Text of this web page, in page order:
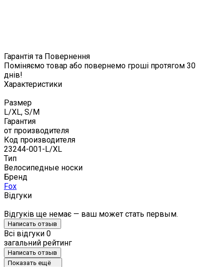
Гарантія та Повернення
Поміняємо товар або повернемо гроші протягом 30
днів!
Характеристики
Размер
L/XL, S/M
Гарантия
от производителя
Код производителя
23244-001-L/XL
Тип
Велосипедные носки
Бренд
Fox
Відгуки
Відгуків ще немає — ваш может стать первым.
Написать отзыв
Всі відгуки 0
загальний рейтинг
Написать отзыв
Показать ещё